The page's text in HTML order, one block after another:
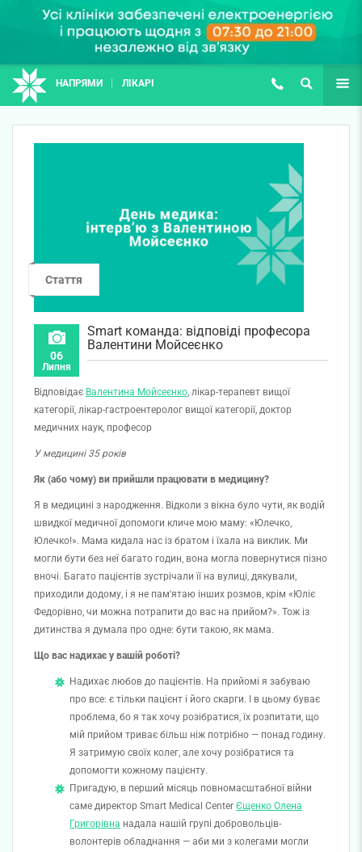
НАПРЯМИ ЛІКАРІ (067) 127-03-03
ПОШУК ЩЕ
Стаття
06
Липня
Smart команда: відповіді професора
Валентини Мойсеєнко
Відповідає Валентина Мойсеєнко лікар-терапевт вищої
категорії, лікар-гастроентеролог вищої категорії, доктор
медичних наук, професор
У медицині 35 років
Як (або чому) ви прийшли працювати в медицину?
Я в медицині з народження. Відколи з вікна було чути, як водій
швидкої медичної допомоги кличе мою маму: «Юлечко,
Юлечко!». Мама кидала нас із братом і їхала на виклик. Ми
могли бути без неї багато годин, вона могла повернутися пізно
вночі. Багато пацієнтів зустрічали її на вулиці, дякували,
приходили додому, і я не пам'ятаю інших розмов, крім «Юліє
Федорівно, чи можна потрапити до вас на прийом?». Тож із
дитинства я думала про одне: бути такою, як мама.
Що вас надихає у вашій роботі?
Надихає любов до пацієнтів. На прийомі я забуваю
про все: є тільки пацієнт і його скарги. І в цьому буває
проблема, бо я так хочу розібратися, їх розпитати, що
мій прийом триває більш ніж потрібно — понад годину.
Я затримую своїх колег, але хочу розібратися та
допомогти кожному пацієнту.
Пригадую, в перший місяць повномасштабної війни
саме директор Smart Medical Center Єщенко Олена
Григорівна надала нашій групі добровольців-
волонтерів обладнання — аби ми з колегами могли